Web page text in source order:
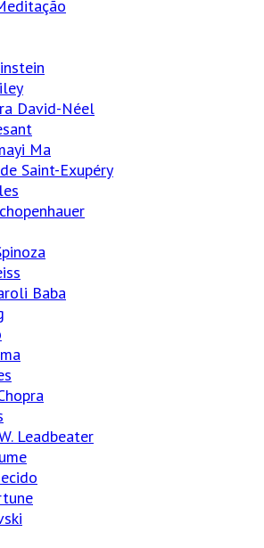
David-Néel
Ma
Saint-Exupéry
Baba
Leadbeater